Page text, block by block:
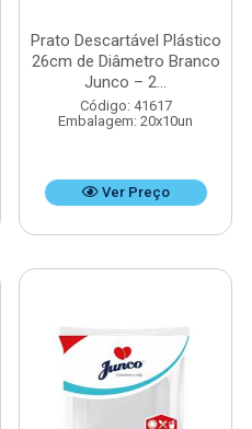
Prato Descartável Plástico
26cm de Diâmetro Branco
Junco – 2...
Código: 41617
Embalagem: 20x10un
Ver Preço